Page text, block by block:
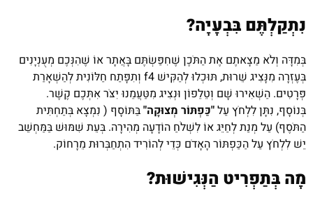
נִתְקַלְתֶּם בִּבְעָיָה?
בְּמִדָּה וְלֹא מַצָאתֶם אֶת הַתֹּכֶן שֶׁחִפַּשְׂתֶּם בָּאֲתָר אוֹ שֶׁהִנְּכֶם מְעֻנְיָנִים
בְּעֶזְרָה מִנָּצִיג שֵׁרוּת, תּוּכְלוּ לְהַקִּישׁ f4 וְתִפָּתַח חַלּוֹנִית לְהַשְׁאָרַת
פְּרָטִים. הַשְׁאִירוּ שָׁם וְטֵלֵפוֹן וּנְצִיג מִטַּעֲמֵנוּ יִצֹּר אִתְּכֶם קֶשֶׁר.
בְּנוֹסָף, נִתָּן לִלְחֹץ עַל"כַּפְתּוֹר מְצוּקָה"בַּתּוֹסָף ( נִמְצָא בְּתַחְתִּית
הַתֹּסֶף) עַל מְנַת לְחַיֵּג אוֹ לִשְׁלֹחַ הוֹדָעָה מְהִירָה. בְּעֵת שִׁמּוּשׁ בַּמַּחְשֵׁב
יֵשׁ לִלְחֹץ עַל הַכַּפְתּוֹר הָאָדֹם כְּדֵי לְהוֹרִיד הִתְחַבְּרוּת מֵרָחוֹק.
מָה בְּתַפְרִיט הַנְּגִישׁוּת?